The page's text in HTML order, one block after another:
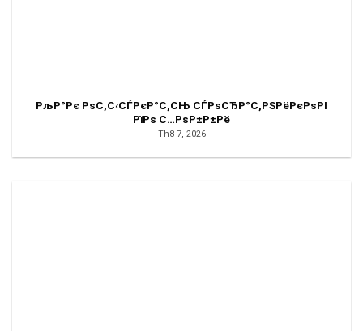
РљР°Рє РѕС‚С‹СЃРєР°С‚СЊ СЃРѕСЂР°С‚РЅРёРєРѕРІ
РїРѕ С…РѕР±Р±Рё
Th8 7, 2026